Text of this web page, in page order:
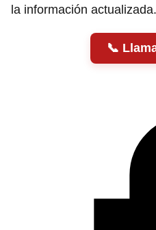
la información actualizada.